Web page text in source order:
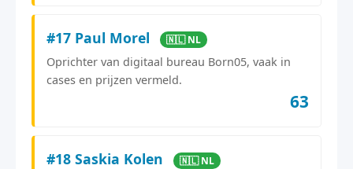
#17 Paul Morel 🇳🇱 NL
Oprichter van digitaal bureau Born05, vaak in
cases en prijzen vermeld.
63
#18 Saskia Kolen 🇳🇱 NL